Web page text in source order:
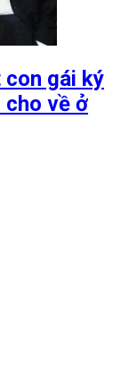
gái ký
cho về ở